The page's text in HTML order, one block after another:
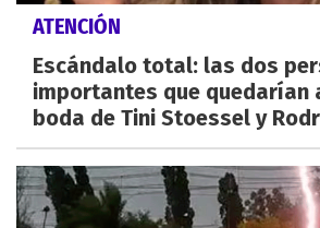
ATENCIÓN
Escándalo total: las dos
importantes que quedarían
boda de Tini Stoessel y